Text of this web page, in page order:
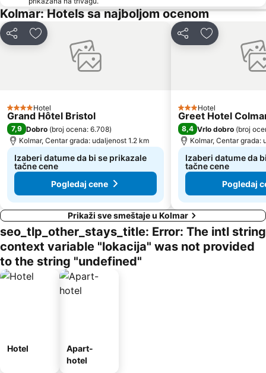
Kolmar: Hotels sa najboljom ocenom
Deli Dodati u favorite
4 Zvezdice
Hotel
Grand Hôtel Bristol
7,9 Dobro (broj ocena: 6.708)
Kolmar, Centar grada: udaljenost 1.2 km
Izaberi datume da bi se prikazale
tačne cene
Pogledaj cene
Deli Dodati u
3 Zvezdice
Hotel
Greet Hotel
8,4 Vrlo dobro (broj
Kolmar, Centar grada:
Izaberi datume da
tačne cene
Pogledaj
Prikaži sve smeštaje u Kolmar
seo_tlp_other_stays_title: Error: The intl string
context variable "lokacija" was not provided
to the string "undefined"
Hotel
Apart-
hotel